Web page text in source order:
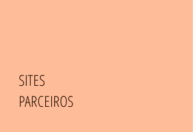
SITES
PARCEIROS